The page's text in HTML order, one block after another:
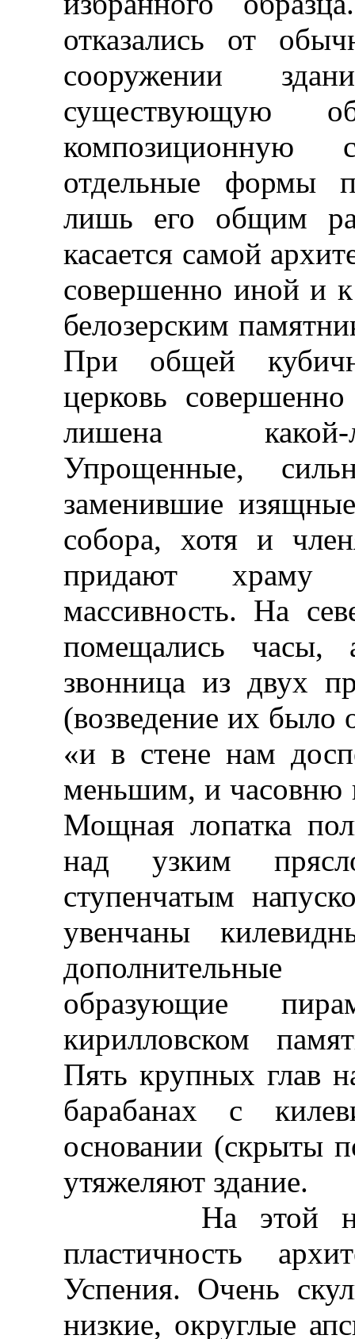
отказались от
сооружении
существующую
композиционную
отдельные формы
лишь его общим
касается самой
совершенно иной и
белозерским
При общей
церковь
лишена какой-
Упрощенные,
заменившие
собора, хотя и
придают храму
массивность. На
помещались
звонница из двух
(возведение их было
«и в стене нам
меньшим, и часовню
Мощная лопатка
над узким
ступенчатым
увенчаны
образующие
кирилловском
Пять крупных глав
барабанах с
основании (скрыты
утяжеляют здание.
На этой
пластичность
Успения. Очень
низкие, округлые